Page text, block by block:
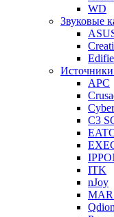
WD
Звуковые
Источники
APC
C3
ITK
nJoy
Qdion